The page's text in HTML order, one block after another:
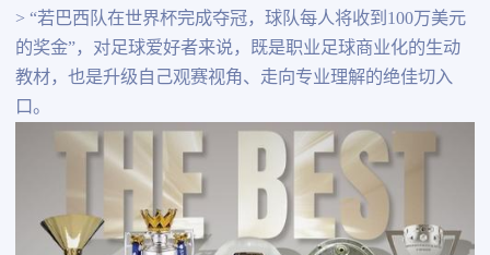
> “若巴西队在世界杯完成夺冠，球队每人将收到100万美元
的奖金”，对足球爱好者来说，既是职业足球商业化的生动
教材，也是升级自己观赛视角、走向专业理解的绝佳切入
口。